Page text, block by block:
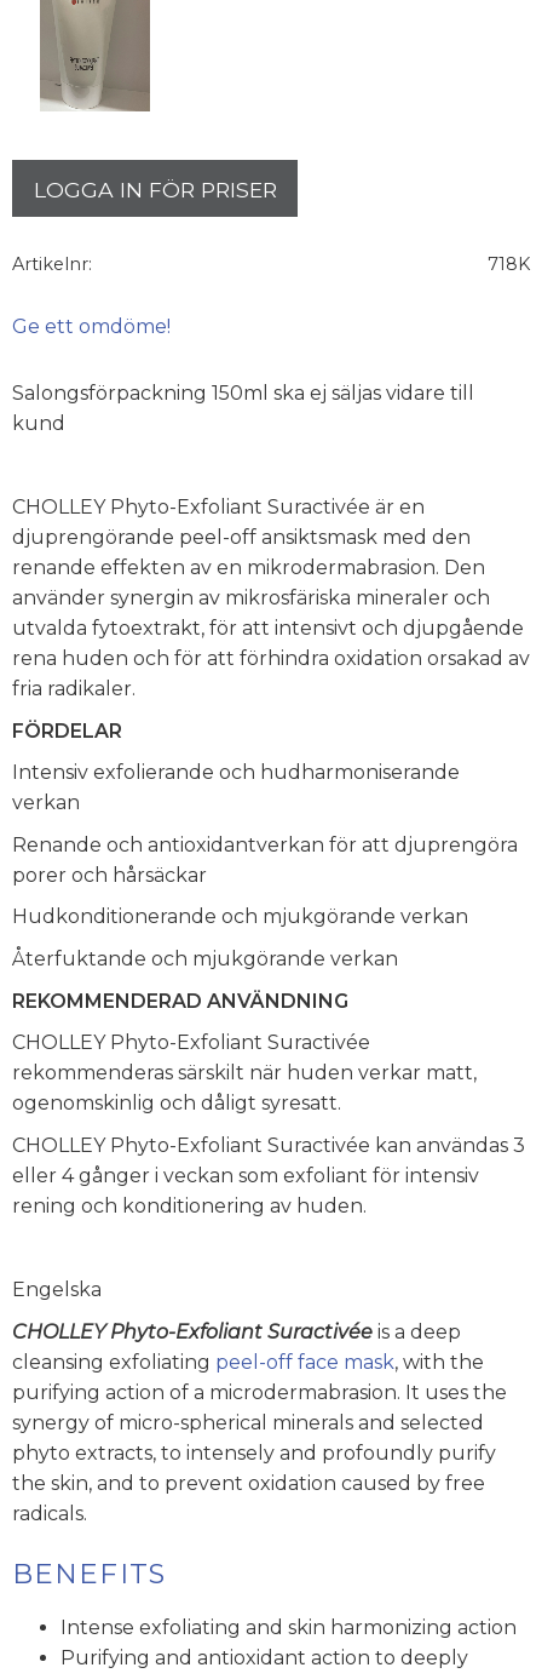
LOGGA IN FÖR PRISER
Artikelnr 718K
Ge ett omdöme!
Salongsförpackning 150ml ska ej säljas vidare till
kund
CHOLLEY Phyto-Exfoliant Suractivée är en
djuprengörande peel-off ansiktsmask med den
renande effekten av en mikrodermabrasion. Den
använder synergin av mikrosfäriska mineraler och
utvalda fytoextrakt, för att intensivt och djupgående
rena huden och för att förhindra oxidation orsakad av
fria radikaler.
FÖRDELAR
Intensiv exfolierande och hudharmoniserande
verkan
Renande och antioxidantverkan för att djuprengöra
porer och hårsäckar
Hudkonditionerande och mjukgörande verkan
Återfuktande och mjukgörande verkan
REKOMMENDERAD ANVÄNDNING
CHOLLEY Phyto-Exfoliant Suractivée
rekommenderas särskilt när huden verkar matt,
ogenomskinlig och dåligt syresatt.
CHOLLEY Phyto-Exfoliant Suractivée kan användas 3
eller 4 gånger i veckan som exfoliant för intensiv
rening och konditionering av huden.
Engelska
CHOLLEY Phyto-Exfoliant Suractivée is a deep
cleansing exfoliating peel-off face mask, with the
purifying action of a microdermabrasion. It uses the
synergy of micro-spherical minerals and selected
phyto extracts, to intensely and profoundly purify
the skin, and to prevent oxidation caused by free
radicals.
BENEFITS
Intense exfoliating and skin harmonizing action
Purifying and antioxidant action to deeply